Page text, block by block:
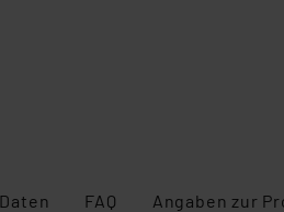
FAQ Angaben zur